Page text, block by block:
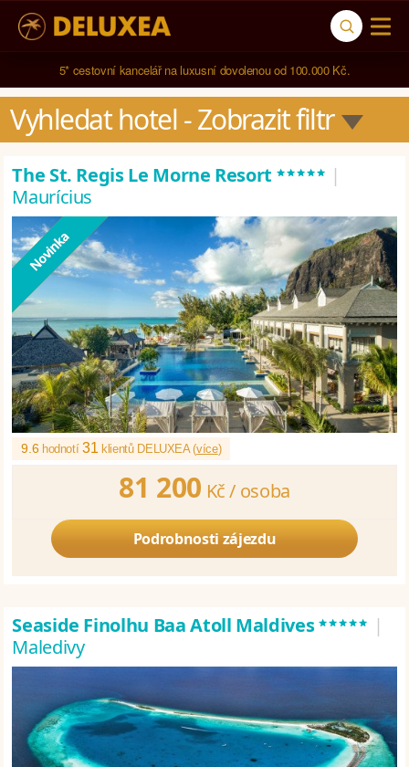
5* cestovní kancelář na luxusní dovolenou od 100.000 Kč.
Vyhledat hotel - Zobrazit filtr
The St. Regis Le Morne Resort ***** |
Maurícius
9.6 hodnotí31 klientů DELUXEA (více)
81 200 Kč / osoba
Podrobnosti zájezdu
Seaside Finolhu Baa Atoll Maldives***** |
Maledivy